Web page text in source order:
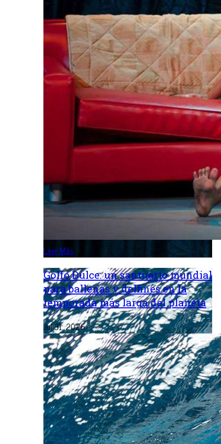
Leer Más
Golfo Dulce: un santuario mundial
para ballenas y delfines en la
temporada más larga del planeta
Jul 31, 2026